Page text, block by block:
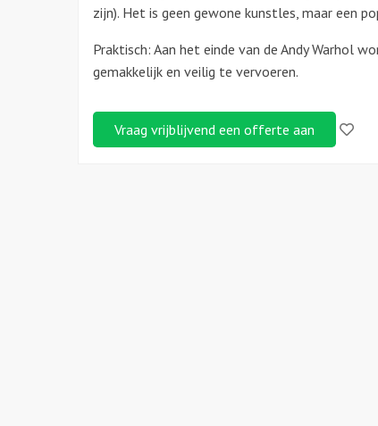
zijn). Het is geen gewone kunstles, maar een
Praktisch: Aan het einde van de Andy Warhol
gemakkelijk en veilig te vervoeren.
Vraag vrijblijvend een offerte aan Like!